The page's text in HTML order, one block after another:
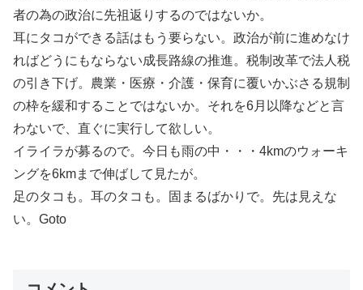
者の為の政治に先祖返りするのではないか。
耳にタコができる話はもう要らない。政治が前に進めなけ
ればどうにもならない成長路線の推進。税制改革で法人税
の引き下げ。農業・医療・介護・保育に覆いかぶさる規制
の枠を緩和することではないか。それを6月以降などと言
わないで、直ぐに実行して欲しい。
イライラが募るので。今日も雨の中・・・4kmのウォーキ
ングを6kmまで伸ばして見たが。
足のタコも。耳のタコも。固まるばかりで。先は見えな
い。Goto